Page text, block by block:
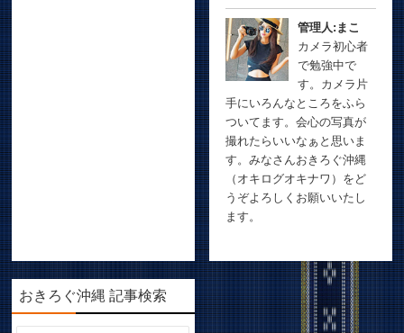
管理人:まこ
カメラ初心者
で勉強中で
す。カメラ片
手にいろんなところをふら
ついてます。会心の写真が
撮れたらいいなぁと思いま
す。みなさんおきろぐ沖縄
（オキログオキナワ）をど
うぞよろしくお願いいたし
ます。
おきろぐ沖縄 記事検索